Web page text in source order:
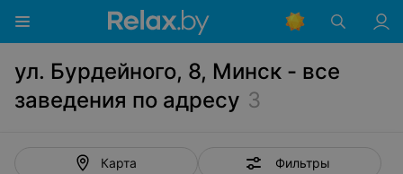
ул. Бурдейного, 8, Минск - все
заведения по адресу 3
Карта Фильтры